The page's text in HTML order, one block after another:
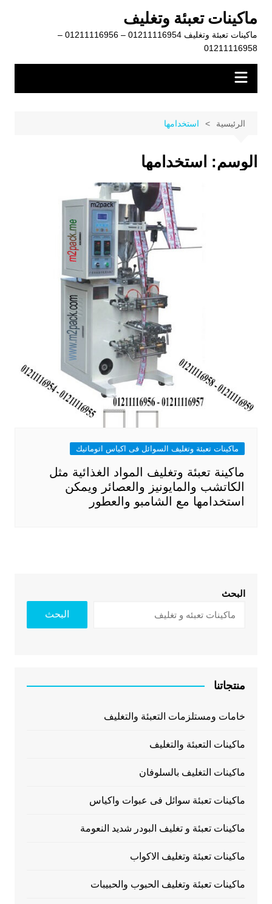
المحتوى
ماكينات تعبئة وتغليف
ماكينات تعبئة وتغليف 01211116954 – 01211116956 –
01211116958
الرئيسية استخدامها
الوسم: استخدامها
ماكينات تعبئة وتغليف السوائل فى اكياس اتوماتيك
ماكينة تعبئة وتغليف المواد الغذائية مثل
الكاتشب والمايونيز والعصائر ويمكن
استخدامها مع الشامبو والعطور
البحث
البحث
منتجاتنا
خامات ومستلزمات التعبئة والتغليف
ماكينات التعبئة والتغليف
ماكينات التغليف بالسلوفان
ماكينات تعبئة سوائل فى عبوات واكياس
ماكينات تعبئة و تغليف البودر شديد النعومة
ماكينات تعبئة وتغليف الاكواب
ماكينات تعبئة وتغليف الحبوب والحبيبات